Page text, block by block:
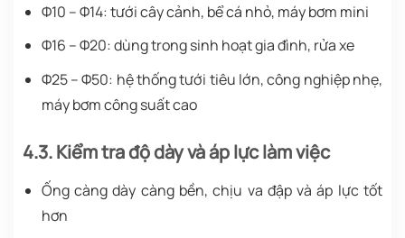
Φ10 – Φ14: tưới cây cảnh, bể cá nhỏ, máy bơm mini
Φ16 – Φ20: dùng trong sinh hoạt gia đình, rửa xe
Φ25 – Φ50: hệ thống tưới tiêu lớn, công nghiệp nhẹ,
máy bơm công suất cao
4.3. Kiểm tra độ dày và áp lực làm việc
Ống càng dày càng bền, chịu va đập và áp lực tốt
hơn